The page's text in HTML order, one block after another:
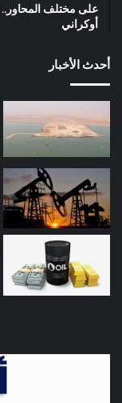
أوكراني
أحدث الأخبار